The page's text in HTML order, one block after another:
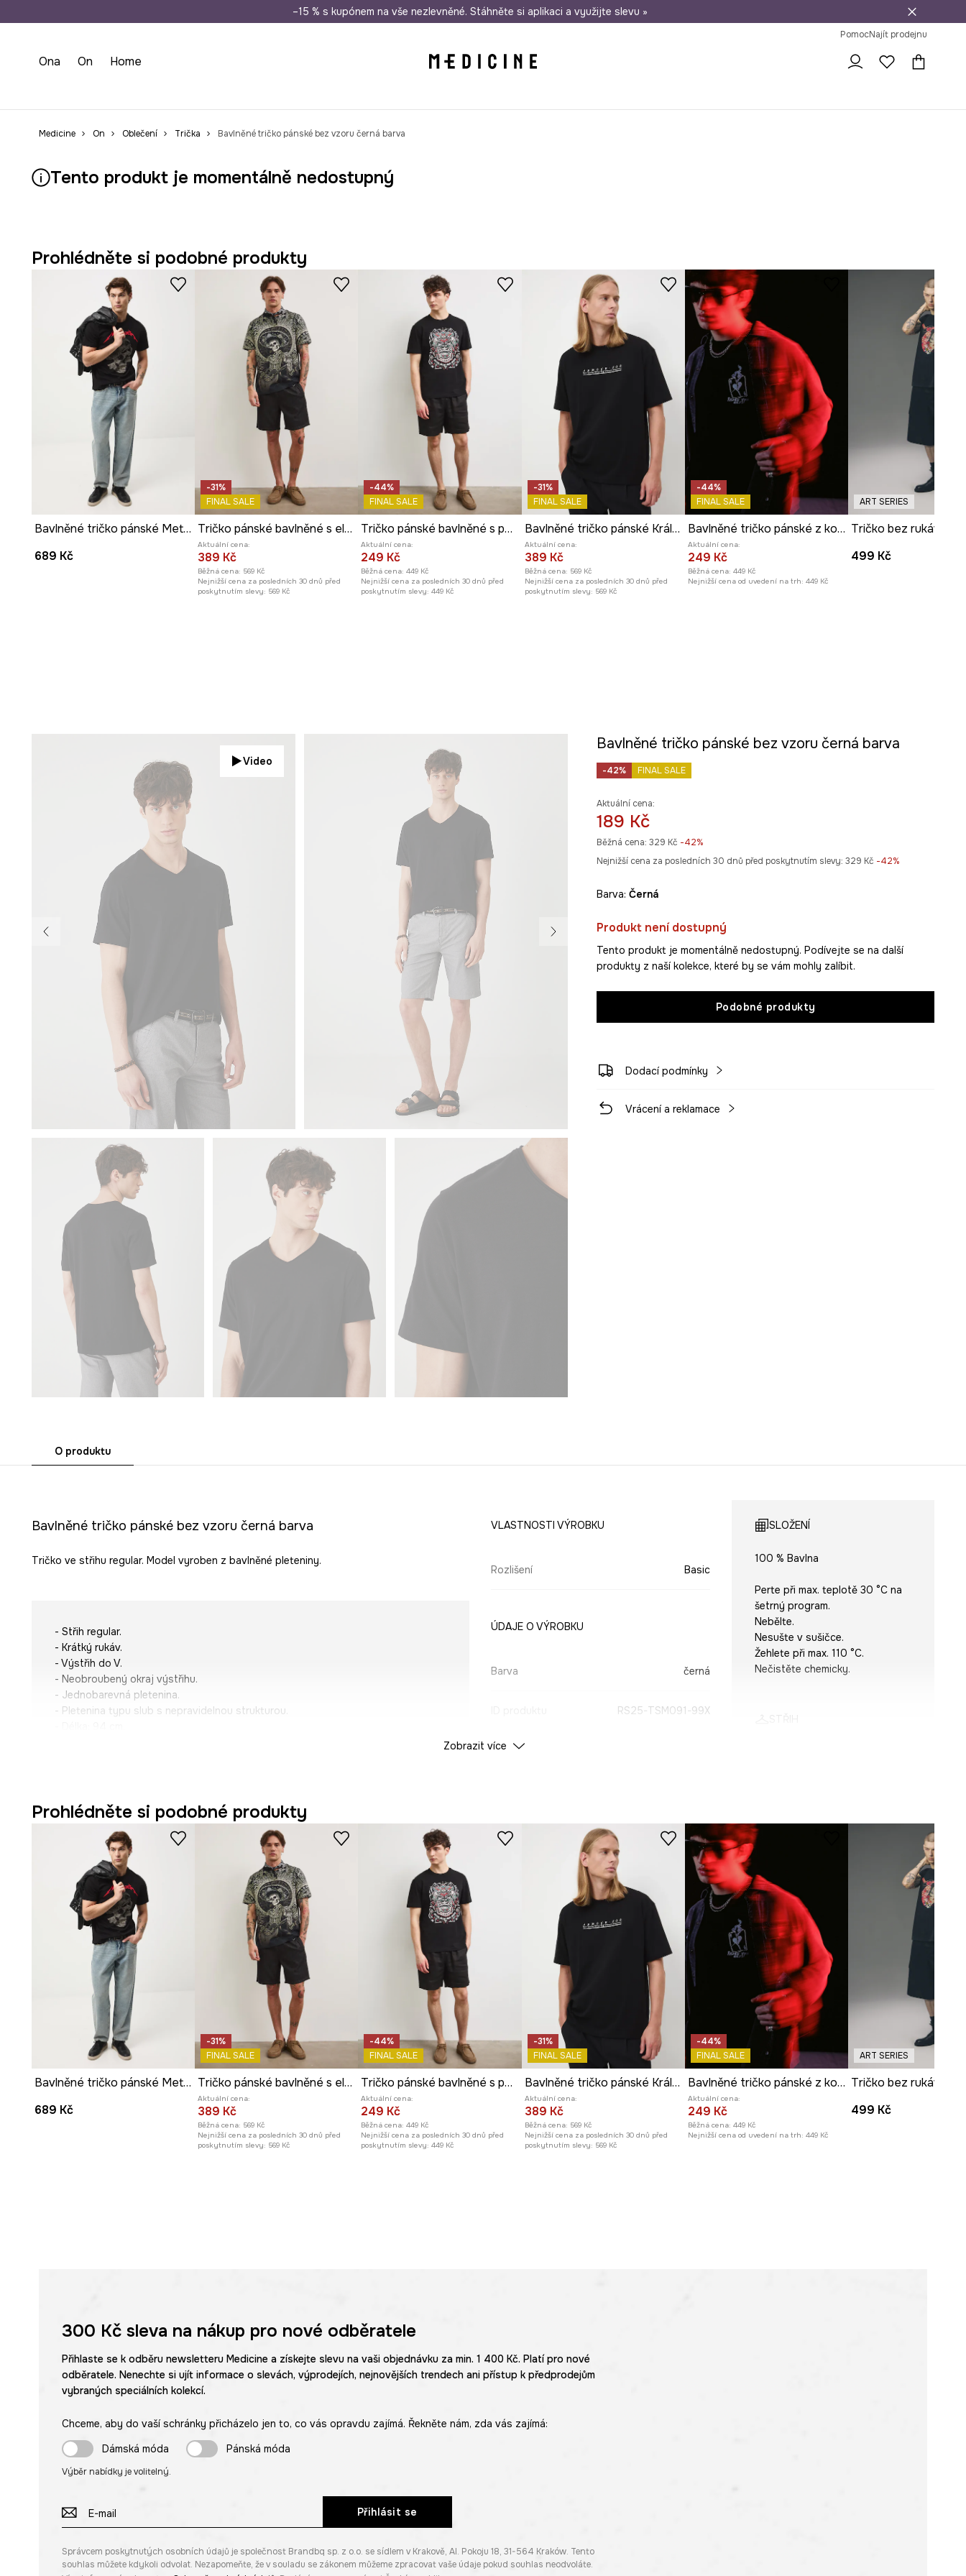
Doprava zdarma při nákupu nad 1 200 Kč Odeslání i do 24 hodin 30 dní na vrácení zboží
–15 % s kupónem na vše nezlevněné. Stáhněte si aplikaci a využijte slevu »
PomocNajít prodejnu
Ona On Home
Medicine On Oblečení Trička Bavlněné tričko pánské bez vzoru černá barva
Tento produkt je momentálně nedostupný
Prohlédněte si podobné produkty
Bavlněné tričko pánské Metallica
689 Kč
-31%
FINAL SALE
Tričko pánské bavlněné s elastanem
Aktuální cena:
389 Kč
Běžná cena: 569 Kč
Nejnižší cena za posledních 30 dnů před
poskytnutím slevy: 569 Kč
-44%
FINAL SALE
Tričko pánské bavlněné s potiskem
Aktuální cena:
249 Kč
Běžná cena: 449 Kč
Nejnižší cena za posledních 30 dnů před
poskytnutím slevy: 449 Kč
-31%
FINAL SALE
Bavlněné tričko pánské Královská kolekce
Aktuální cena:
389 Kč
Běžná cena: 569 Kč
Nejnižší cena za posledních 30 dnů před
poskytnutím slevy: 569 Kč
-44%
FINAL SALE
Bavlněné tričko pánské z kolekce Valentine’s Day
Aktuální cena:
249 Kč
Běžná cena: 449 Kč
Nejnižší cena od uvedení na trh: 449 Kč
ART SERIES
499 Kč
Video
Bavlněné tričko pánské bez vzoru černá barva
-42% FINAL SALE
Aktuální cena:
189 Kč
Běžná cena: 329 Kč -42%
Nejnižší cena za posledních 30 dnů před poskytnutím slevy: 329 Kč -42%
Barva: černá
Produkt není dostupný
Tento produkt je momentálně nedostupný. Podívejte se na další
produkty z naší kolekce, které by se vám mohly zalíbit.
Podobné produkty
Dodací podmínky
Vrácení a reklamace
O produktu
Bavlněné tričko pánské bez vzoru černá barva
Tričko ve střihu regular. Model vyroben z bavlněné pleteniny.
- Střih regular.
- Krátký rukáv.
- Výstřih do V.
- Neobroubený okraj výstřihu.
- Jednobarevná pletenina.
- Pletenina typu slub s nepravidelnou strukturou.
VLASTNOSTI VÝROBKU
Rozlišení Basic
ÚDAJE O VÝROBKU
Barva černá
RS25-TSM091-99X
SLOŽENÍ
100 % Bavlna
Perte při max. teplotě 30 °C na
šetrný program.
Nebělte.
Nesušte v sušičce.
Žehlete při max. 110 °C.
Nečistěte chemicky.
Zobrazit více
Prohlédněte si podobné produkty
Bavlněné tričko pánské Metallica
689 Kč
-31%
FINAL SALE
Tričko pánské bavlněné s elastanem
Aktuální cena:
389 Kč
Běžná cena: 569 Kč
Nejnižší cena za posledních 30 dnů před
poskytnutím slevy: 569 Kč
-44%
FINAL SALE
Tričko pánské bavlněné s potiskem
Aktuální cena:
249 Kč
Běžná cena: 449 Kč
Nejnižší cena za posledních 30 dnů před
poskytnutím slevy: 449 Kč
-31%
FINAL SALE
Bavlněné tričko pánské Královská kolekce
Aktuální cena:
389 Kč
Běžná cena: 569 Kč
Nejnižší cena za posledních 30 dnů před
poskytnutím slevy: 569 Kč
-44%
FINAL SALE
Bavlněné tričko pánské z kolekce Valentine’s Day
Aktuální cena:
249 Kč
Běžná cena: 449 Kč
Nejnižší cena od uvedení na trh: 449 Kč
ART SERIES
499 Kč
300 Kčsleva na nákup pro nové odběratele
Přihlaste se k odběru newsletteru Medicine a získejte slevu na vaši objednávku za min. 1 400 Kč. Platí pro nové
odběratele. Nenechte si ujít informace o slevách, výprodejích, nejnovějších trendech ani přístup k předprodejům
vybraných speciálních kolekcí.
Chceme, aby do vaší schránky přicházelo jen to, co vás opravdu zajímá. Řekněte nám, zda vás zajímá:
Dámská móda
Pánská móda
Výběr nabídky je volitelný.
Přihlásit se
Správcem poskytnutých osobních údajů je společnost Brandbq sp. z o.o. se sídlem v Krakově, Al. Pokoju 18, 31-564 Kraków. Tento
souhlas můžete kdykoli odvolat. Nezapomeňte, že v souladu se zákonem můžeme zpracovat vaše údaje pokud souhlas neodvoláte.